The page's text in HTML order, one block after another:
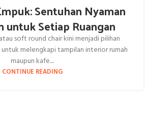
Sentuhan Nyaman
untuk Setiap Ruangan
soft round chair kini menjadi pilihan
melengkapi tampilan interior rumah
maupun kafe....
CONTINUE READING